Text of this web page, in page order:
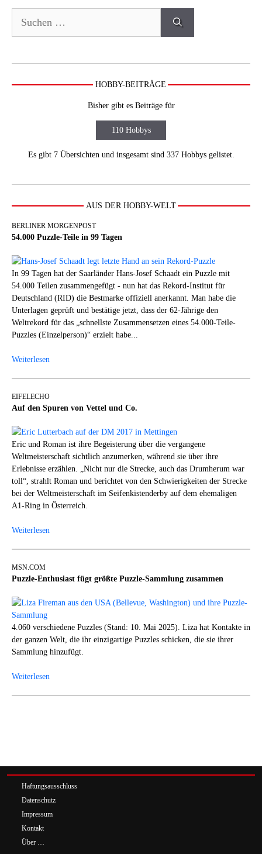
nach:
HOBBY-BEITRÄGE
Bisher gibt es Beiträge für
110 Hobbys
Es gibt 7 Übersichten und insgesamt sind 337 Hobbys gelistet.
AUS DER HOBBY-WELT
BERLINER MORGENPOST
54.000 Puzzle-Teile in 99 Tagen
In 99 Tagen hat der Saarländer Hans-Josef Schaadt ein Puzzle mit
54.000 Teilen zusammengefügt - nun hat das Rekord-Institut für
Deutschland (RID) die Bestmarke offiziell anerkannt. Man habe die
Unterlagen geprüft und bestätige jetzt, dass der 62-Jährige den
Weltrekord für das „schnellste Zusammensetzen eines 54.000-Teile-
Puzzles (Einzelperson)“ erzielt habe...
Weiterlesen
EIFELECHO
Auf den Spuren von Vettel und Co.
Eric und Roman ist ihre Begeisterung über die vergangene
Weltmeisterschaft sichtlich anzumerken, während sie über ihre
Erlebnisse erzählen. „Nicht nur die Strecke, auch das Drumherum war
toll“, strahlt Roman und berichtet von den Schwierigkeiten der Strecke
bei der Weltmeisterschaft im Seifenkistenderby auf dem ehemaligen
A1-Ring in Österreich.
Weiterlesen
MSN.COM
Puzzle-Enthusiast fügt größte Puzzle-Sammlung zusammen
4.060 verschiedene Puzzles (Stand: 10. Mai 2025). Liza hat Kontakte in
der ganzen Welt, die ihr einzigartige Puzzles schicken, die sie ihrer
Sammlung hinzufügt.
Weiterlesen
Haftungsausschluss
Datenschutz
Impressum
Kontakt
Über …